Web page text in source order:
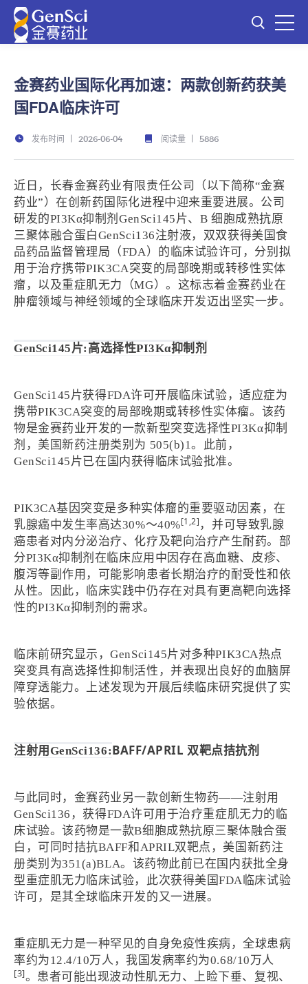
金赛药业国际化再加速：两款创新药获美
国FDA临床许可
发布时间 2026-06-04 阅读量 5886
近日，长春金赛药业有限责任公司（以下简称“金赛
药业”）在创新药国际化进程中迎来重要进展。公司
研发的PI3Kα抑制剂GenSci145片、B 细胞成熟抗原
三聚体融合蛋白GenSci136注射液，双双获得美国食
品药品监督管理局（FDA）的临床试验许可，分别拟
用于治疗携带PIK3CA突变的局部晚期或转移性实体
瘤，以及重症肌无力（MG）。这标志着金赛药业在
肿瘤领域与神经领域的全球临床开发迈出坚实一步。
GenSci145片:高选择性PI3Kα抑制剂
GenSci145片获得FDA许可开展临床试验，适应症为
携带PIK3CA突变的局部晚期或转移性实体瘤。该药
物是金赛药业开发的一款新型突变选择性PI3Kα抑制
剂，美国新药注册类别为 505(b)1。此前，
GenSci145片已在国内获得临床试验批准。
PIK3CA基因突变是多种实体瘤的重要驱动因素，在
乳腺癌中发生率高达30%～40%[1,2] ，并可导致乳腺
癌患者对内分泌治疗、化疗及靶向治疗产生耐药。部
分PI3Kα抑制剂在临床应用中因存在高血糖、皮疹、
腹泻等副作用，可能影响患者长期治疗的耐受性和依
从性。因此，临床实践中仍存在对具有更高靶向选择
性的PI3Kα抑制剂的需求。
临床前研究显示，GenSci145片对多种PIK3CA热点
突变具有高选择性抑制活性，并表现出良好的血脑屏
障穿透能力。上述发现为开展后续临床研究提供了实
验依据。
注射用GenSci136:BAFF/APRIL 双靶点拮抗剂
与此同时，金赛药业另一款创新生物药——注射用
GenSci136，获得FDA许可用于治疗重症肌无力的临
床试验。该药物是一款B细胞成熟抗原三聚体融合蛋
白，可同时拮抗BAFF和APRIL双靶点，美国新药注
册类别为351(a)BLA。该药物此前已在国内获批全身
型重症肌无力临床试验，此次获得美国FDA临床试验
许可，是其全球临床开发的又一进展。
重症肌无力是一种罕见的自身免疫性疾病，全球患病
率约为12.4/10万人，我国发病率约为0.68/10万人
[3]。患者可能出现波动性肌无力、上睑下垂、复视、